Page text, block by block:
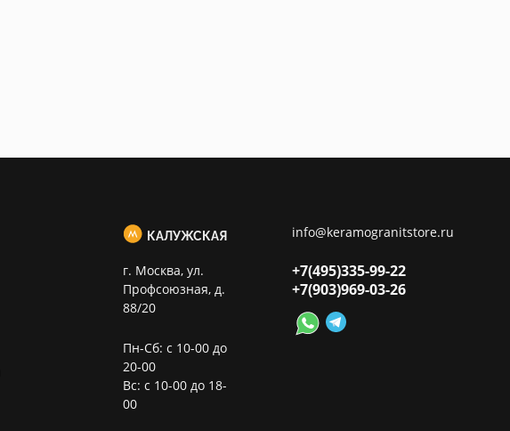
КАЛУЖСКАЯ
г. Москва, ул.
Профсоюзная, д.
88/20
Пн-Сб: с 10-00 до
20-00
Вс: с 10-00 до 18-
00
info@keramogranitstore.ru
+7(495)335-99-22
+7(903)969-03-26